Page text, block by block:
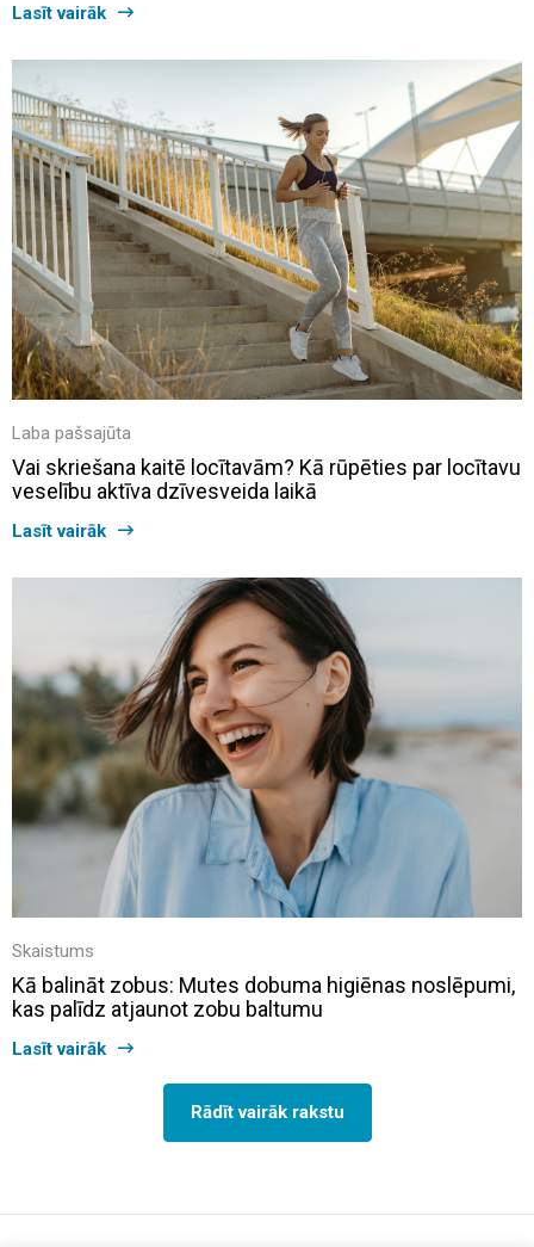
Lasīt vairāk
Laba pašsajūta
Vai skriešana kaitē locītavām? Kā rūpēties par locītavu
veselību aktīva dzīvesveida laikā
Lasīt vairāk
Skaistums
Kā balināt zobus: Mutes dobuma higiēnas noslēpumi,
kas palīdz atjaunot zobu baltumu
Lasīt vairāk
Rādīt vairāk rakstu